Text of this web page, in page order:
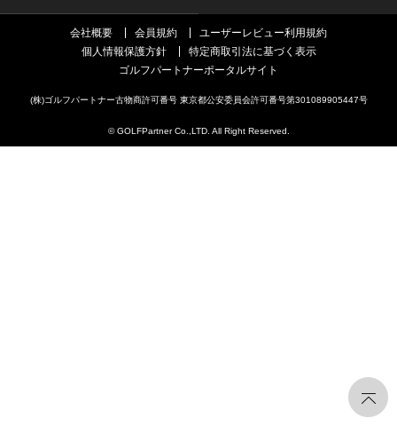
会社概要 会員規約
ユーザーレビュー利用規約
個人情報保護方針
特定商取引法に基づく表示
ゴルフパートナーポータルサイト
(株)ゴルフパートナー古物商許可番号 東京都公安委員会許可番号第301089905447号
© GOLFPartner Co.,LTD. All Right Reserved.